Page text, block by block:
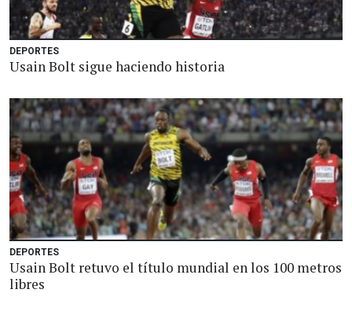
DEPORTES
Usain Bolt sigue haciendo historia
DEPORTES
Usain Bolt retuvo el título mundial en los 100 metros
libres